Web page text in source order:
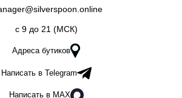
c 9 до 21 (МСК)
Адреса бутиков
Написать в Telegram
Написать в MAX